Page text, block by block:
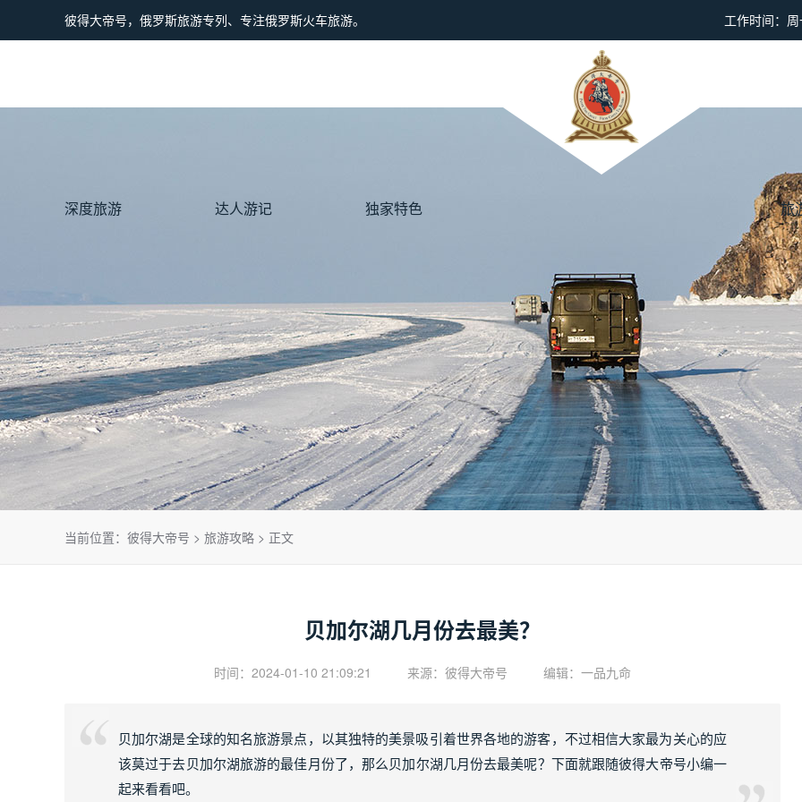
彼得大帝号，俄罗斯旅游专列、专注俄罗斯火车旅游。 工作时间：
深度旅游 达人游记 独家特色 旅
当前位置： 彼得大帝号 > 旅游攻略 > 正文
贝加尔湖几月份去最美？
时间：2024-01-10 21:09:21 来源： 彼得大帝号 编辑：一品九命
贝加尔湖是全球的知名旅游景点，以其独特的美景吸引着世界各地的游客，不过相信大家最为关心的应
该莫过于去贝加尔湖旅游的最佳月份了，那么贝加尔湖几月份去最美呢？下面就跟随彼得大帝号小编一
起来看看吧。